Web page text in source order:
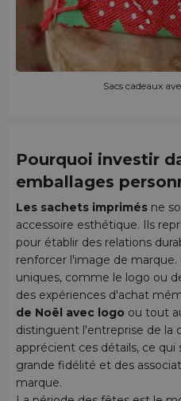
Sacs cadeaux
Pourquoi investir
emballages
Les sachets imprimés ne
accessoire esthétique. Ils
pour établir des relations
renforcer l'image de marque.
uniques, comme le logo ou
des expériences d'achat
de Noël avec logo ou tout
distinguent l'entreprise de la
apprécient ces détails, ce qui
grande fidélité et des
marque.